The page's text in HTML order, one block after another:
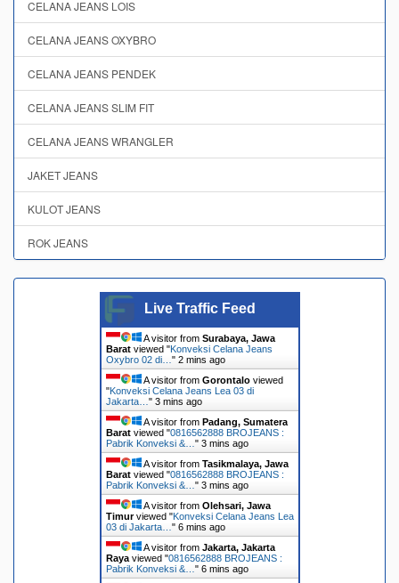
CELANA JEANS LOIS
CELANA JEANS OXYBRO
CELANA JEANS PENDEK
CELANA JEANS SLIM FIT
CELANA JEANS WRANGLER
JAKET JEANS
KULOT JEANS
ROK JEANS
Live Traffic Feed
A visitor from Surabaya, Jawa
Baratviewed "Konveksi Celana Jeans
Oxybro 02 di… " 2 mins ago
A visitor from Gorontaloviewed
"Konveksi Celana Jeans Lea 03 di
Jakarta… " 3 mins ago
A visitor from Padang, Sumatera
Baratviewed "0816562888 BROJEANS :
Pabrik Konveksi &… " 3 mins ago
A visitor from Tasikmalaya, Jawa
Baratviewed "0816562888 BROJEANS :
Pabrik Konveksi &… " 3 mins ago
A visitor from Olehsari, Jawa
Timurviewed "Konveksi Celana Jeans Lea
03 di Jakarta… " 6 mins ago
A visitor from Jakarta, Jakarta
Rayaviewed "0816562888 BROJEANS :
Pabrik Konveksi &… " 6 mins ago